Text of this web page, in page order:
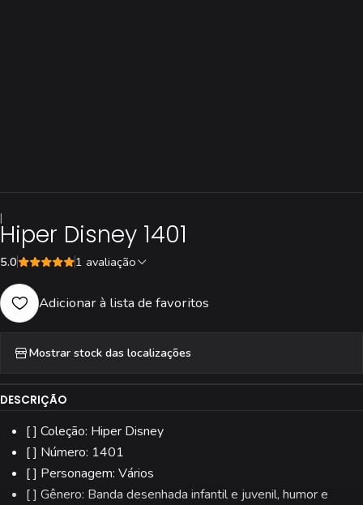
|
Hiper Disney 1401
5.0 1 avaliação
Adicionar à lista de favoritos
Mostrar stock das localizações
DESCRIÇÃO
[ ] Coleção: Hiper Disney
[ ] Número: 1401
[ ] Personagem: Vários
[ ] Gênero: Banda desenhada infantil e juvenil, humor e